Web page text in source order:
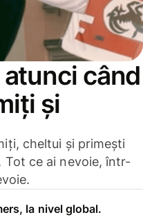
când
și
cheltui și primești
Tot ce ai nevoie, într-
la nivel global.